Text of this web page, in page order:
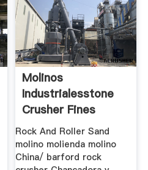
Molinos
Industrialesstone
Crusher Fines
Machine
Rock And Roller Sand
molino molienda molino
China/ barford rock